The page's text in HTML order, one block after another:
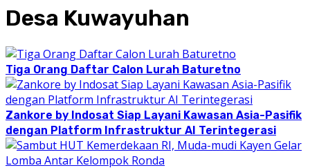
Desa Kuwayuhan
Tiga Orang Daftar Calon Lurah Baturetno
Zankore by Indosat Siap Layani Kawasan Asia-Pasifik
dengan Platform Infrastruktur AI Terintegerasi